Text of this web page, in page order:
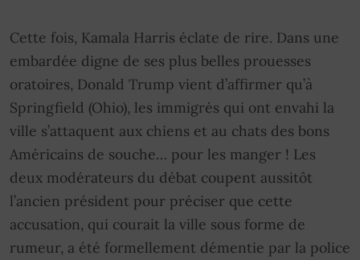
Cette fois, Kamala Harris éclate de rire. Dans une
embardée digne de ses plus belles prouesses
oratoires, Donald Trump vient d’affirmer qu’à
Springfield (Ohio), les immigrés qui ont envahi la
ville s’attaquent aux chiens et au chats des bons
Américains de souche… pour les manger ! Les
deux modérateurs du débat coupent aussitôt
l’ancien président pour préciser que cette
accusation, qui courait la ville sous forme de
rumeur, a été formellement démentie par la police